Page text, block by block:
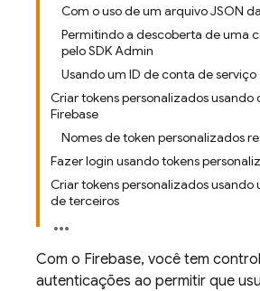
Com o uso de um arquivo JSON
Permitindo a descoberta de uma
pelo SDK Admin
Usando um ID de conta de serviço
Criar tokens personalizados usando
Firebase
Nomes de token personalizados
Fazer login usando tokens
Criar tokens personalizados usando
de terceiros
Com o Firebase, você tem
autenticações ao permitir que